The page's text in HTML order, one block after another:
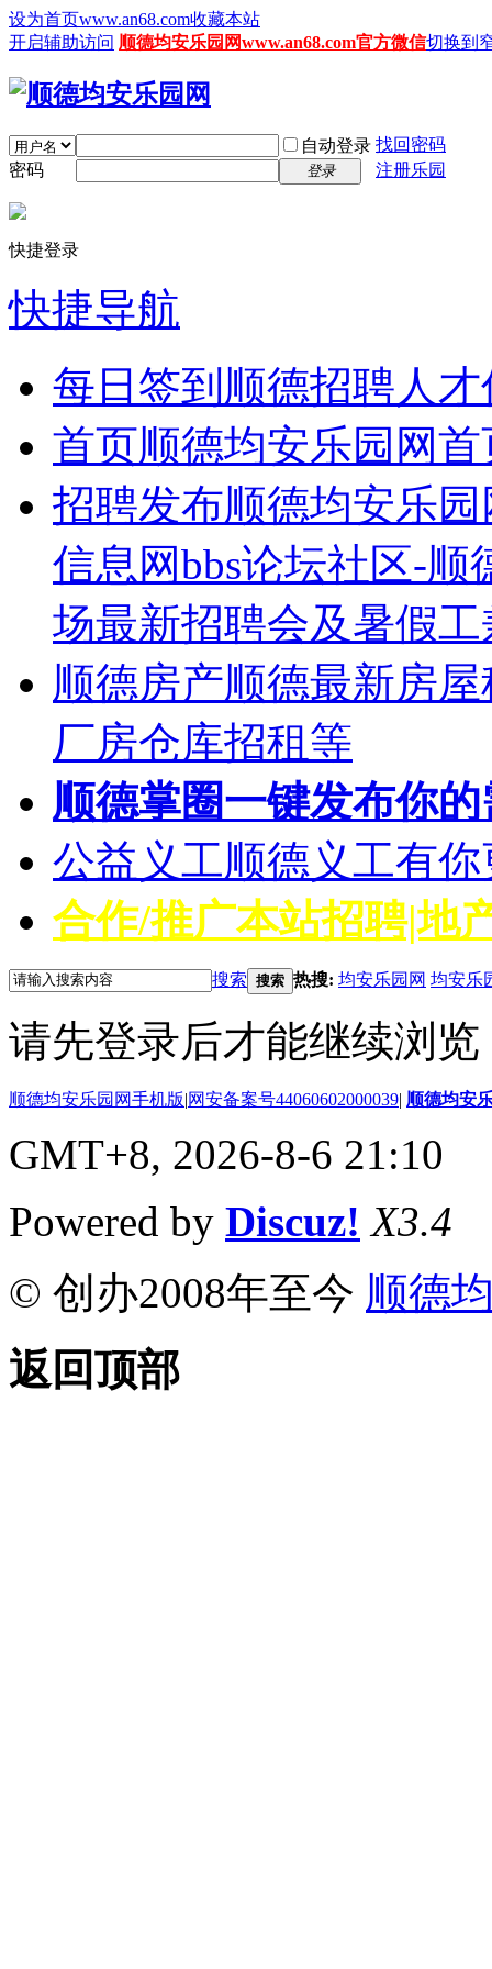
设为首页www.an68.com收藏本站
开启辅助访问 顺德均安乐园网www.an68.com官方微信切换到
自动登录 找回密码
密码
登录 注册乐园
快捷登录
快捷导航
每日签到 顺德招聘人
首页顺德均安乐园网首
招聘发布顺德均安乐
信息网bbs论坛社区-
场最新招聘会及暑假
顺德房产顺德最新房
厂房仓库招租等
顺德掌圈一键发布你
公益义工顺德义工有
合作/推广本站招聘|地
搜索 搜索 热搜: 均安乐园网 均安乐
请先登录后才能继续浏览
顺德均安乐园网手机版|网安备案号44060602000039| 顺德均安
GMT+8, 2026-8-6 21:10
Powered by Discuz! X3.4
© 创办2008年至今 顺德
返回顶部